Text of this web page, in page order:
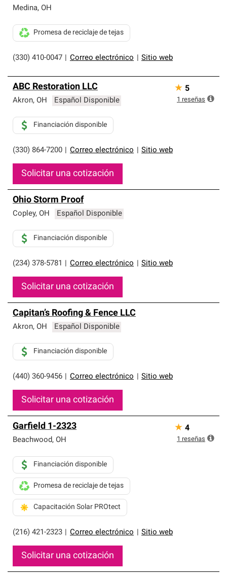
Medina, OH
(330) 410-0047 Correo electrónico Sitio web
Promesa de reciclaje de tejas
ABC Restoration LLC
Akron, OH Español Disponible
(330) 864-7200 Correo electrónico Sitio web
Financiación disponible
Solicitar una cotización
★ 5
1 reseñas
Ohio Storm Proof
Copley, OH Español Disponible
(234) 378-5781 Correo electrónico Sitio web
Financiación disponible
Solicitar una cotización
Capitan’s Roofing & Fence LLC
Akron, OH Español Disponible
(440) 360-9456 Correo electrónico Sitio web
Financiación disponible
Solicitar una cotización
Garfield 1-2323
Beachwood, OH
(216) 421-2323 Correo electrónico Sitio web
Financiación disponible
Promesa de reciclaje de tejas
Capacitación Solar PROtect
Solicitar una cotización
★ 4
1 reseñas